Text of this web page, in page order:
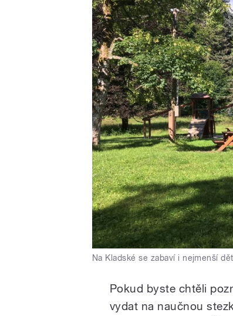
Na Kladské se zabaví i nejmenší
Pokud byste chtěli
vydat na naučnou